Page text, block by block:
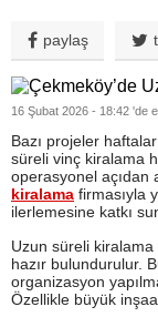
paylaş
16 Şubat 2026 - 18:42 'de
Bazı projeler
süreli vinç kiralama
operasyonel açıdan
kiralama firmasıyla
ilerlemesine katkı
Uzun süreli
hazır bulundurulur.
organizasyon
Özellikle büyük